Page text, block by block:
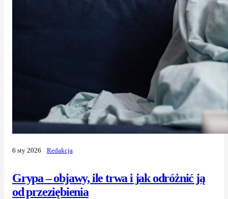
Grypa – objawy, ile trwa i jak odróżnić ją
od przeziębienia
6 sty 2026 Redakcja